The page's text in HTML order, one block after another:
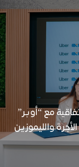
مع “أوبر”
والليموزين